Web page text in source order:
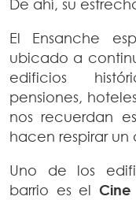
De ahí, su
El Ensanche
ubicado a
edificios
pensiones,
nos recuerdan
hacen respirar
Uno de los
barrio es el Cine